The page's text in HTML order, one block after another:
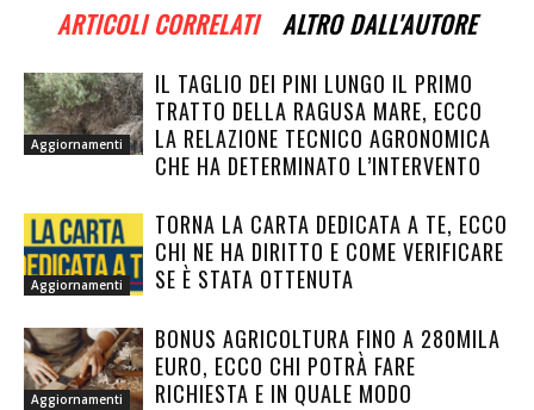
ARTICOLI CORRELATI ALTRO DALL'AUTORE
Aggiornamenti
IL TAGLIO DEI PINI LUNGO IL PRIMO
TRATTO DELLA RAGUSA MARE, ECCO
LA RELAZIONE TECNICO AGRONOMICA
CHE HA DETERMINATO L’INTERVENTO
Aggiornamenti
TORNA LA CARTA DEDICATA A TE, ECCO
CHI NE HA DIRITTO E COME VERIFICARE
SE È STATA OTTENUTA
Aggiornamenti
BONUS AGRICOLTURA FINO A 280MILA
EURO, ECCO CHI POTRÀ FARE
RICHIESTA E IN QUALE MODO